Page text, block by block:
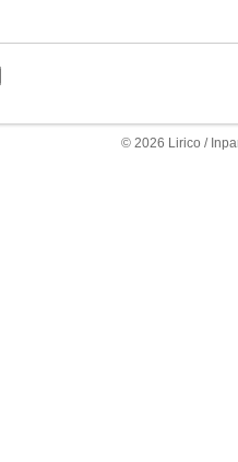
© 2026 Lirico /